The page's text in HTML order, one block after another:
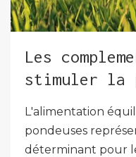
Les
stimuler la
L'alimentation
pondeuses
déterminant pour